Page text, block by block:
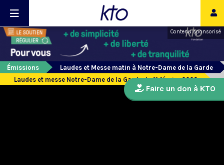
Contenu sponsorisé
Émissions
Laudes et Messe matin à Notre-Dame de la Garde
Laudes et messe Notre-Dame de la Garde du 11 février 2023
Faire un don à KTO